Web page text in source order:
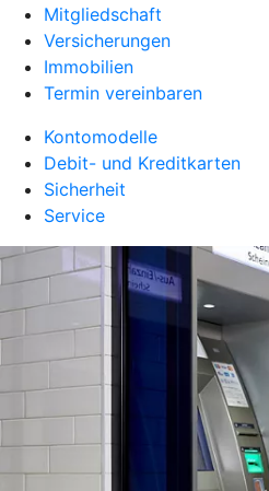
Mitgliedschaft
Versicherungen
Immobilien
Termin vereinbaren
Kontomodelle
Debit- und Kreditkarten
Sicherheit
Service